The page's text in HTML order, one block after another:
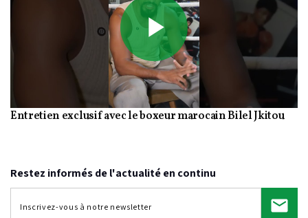
Play
Video
Entretien exclusif avec le boxeur marocain Bilel Jkitou
Restez informés de l'actualité en continu